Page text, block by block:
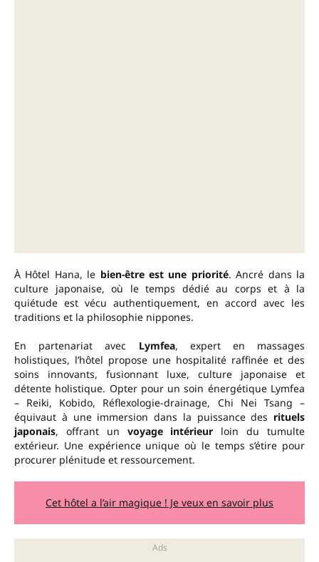
À Hôtel Hana, le bien-être est une priorité. Ancré dans la
culture japonaise, où le temps dédié au corps et à la
quiétude est vécu authentiquement, en accord avec les
traditions et la philosophie nippones.
En partenariat avec Lymfea, expert en massages
holistiques, l’hôtel propose une hospitalité raffinée et des
soins innovants, fusionnant luxe, culture japonaise et
détente holistique. Opter pour un soin énergétique Lymfea
– Reiki, Kobido, Réflexologie-drainage, Chi Nei Tsang –
équivaut à une immersion dans la puissance des rituels
japonais, offrant un voyage intérieur loin du tumulte
extérieur. Une expérience unique où le temps s’étire pour
procurer plénitude et ressourcement.
Cet hôtel a l’air magique ! Je veux en savoir plus